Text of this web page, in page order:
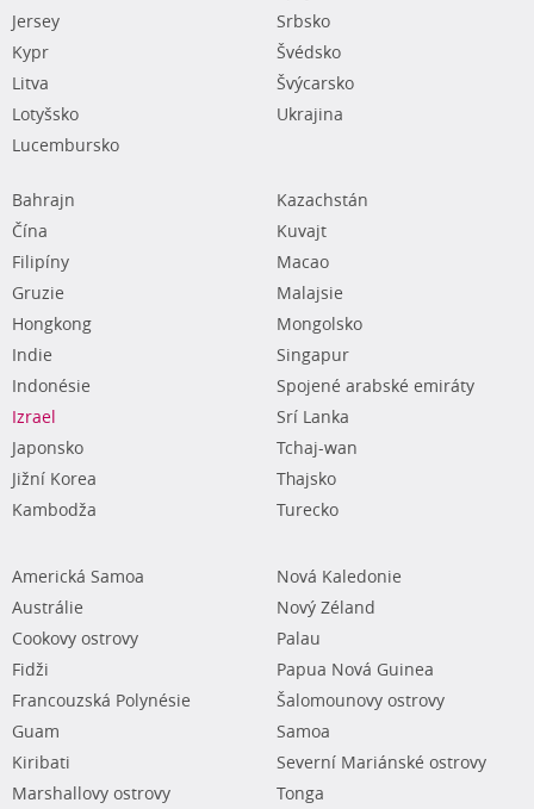
Jersey
Kypr
Litva
Lotyšsko
Lucembursko
Srbsko
Švédsko
Švýcarsko
Ukrajina
Bahrajn
Čína
Filipíny
Gruzie
Hongkong
Indie
Indonésie
Izrael
Japonsko
Jižní Korea
Kambodža
Kazachstán
Kuvajt
Macao
Malajsie
Mongolsko
Singapur
Spojené arabské emiráty
Srí Lanka
Tchaj-wan
Thajsko
Turecko
Americká Samoa
Austrálie
Cookovy ostrovy
Fidži
Francouzská Polynésie
Guam
Kiribati
Marshallovy ostrovy
Nová Kaledonie
Nový Zéland
Palau
Papua Nová Guinea
Šalomounovy ostrovy
Samoa
Severní Mariánské ostrovy
Tonga